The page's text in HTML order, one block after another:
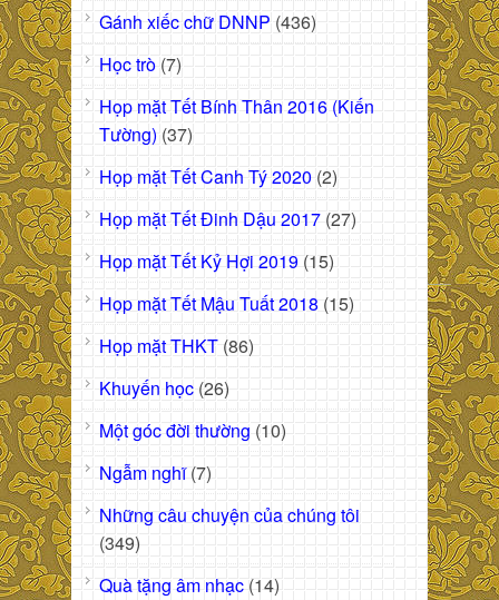
Gánh xiếc chữ DNNP (436)
Học trò (7)
Họp mặt Tết Bính Thân 2016 (Kiến
Tường) (37)
Họp mặt Tết Canh Tý 2020 (2)
Họp mặt Tết Đinh Dậu 2017 (27)
Họp mặt Tết Kỷ Hợi 2019 (15)
Họp mặt Tết Mậu Tuất 2018 (15)
Họp mặt THKT (86)
Khuyến học (26)
Một góc đời thường (10)
Ngẫm nghĩ(7)
Những câu chuyện của chúng tôi
(349)
Quà tặng âm nhạc (14)